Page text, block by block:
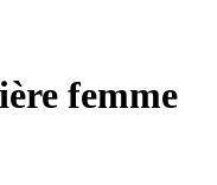
femme